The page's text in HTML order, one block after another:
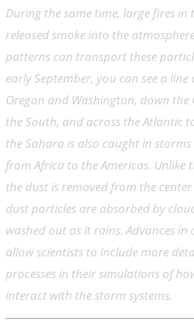
During the same time, large fires
released smoke into the
patterns can transport these
early September, you can see a
Oregon and Washington, down
the South, and across the Atlantic
the Sahara is also caught in
from Africa to the Americas. Unlike
the dust is removed from the
dust particles are absorbed by
washed out as it rains. Advances in
allow scientists to include more
processes in their simulations of
interact with the storm systems.